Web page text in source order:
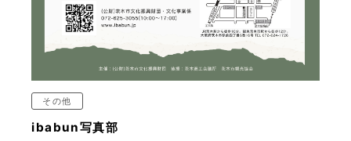
その他
ibabun写真部